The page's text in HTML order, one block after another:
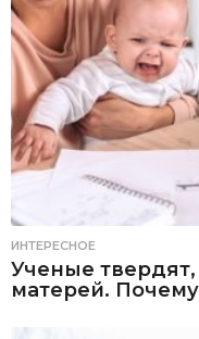
ИНТЕРЕСНОЕ
Ученые
матерей. Почему